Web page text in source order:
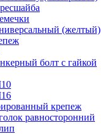
(желтый)
болт с гайкой
крепеж
равносторонний